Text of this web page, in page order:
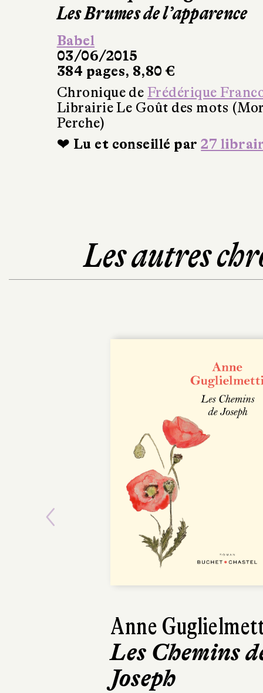
Les Brumes de l’apparence
Babel
03/06/2015
384 pages, 8,80 €
Chronique de Frédérique
Librairie Le Goût des mots
Perche)
❤ Lu et conseillé par27
Les autres
Paul Thurin
Le Livre de
Joan
Previous